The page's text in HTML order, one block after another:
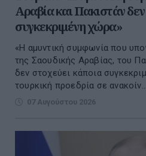
Αραβία και Πακιστάν
συγκεκριμένη χώρα»
«Η αμυντική συμφωνία που
της Σαουδικής Αραβίας, του
δεν στοχεύει κάποια
τουρκική προεδρία σε ανακοίν...
07 Αυγούστου 2026